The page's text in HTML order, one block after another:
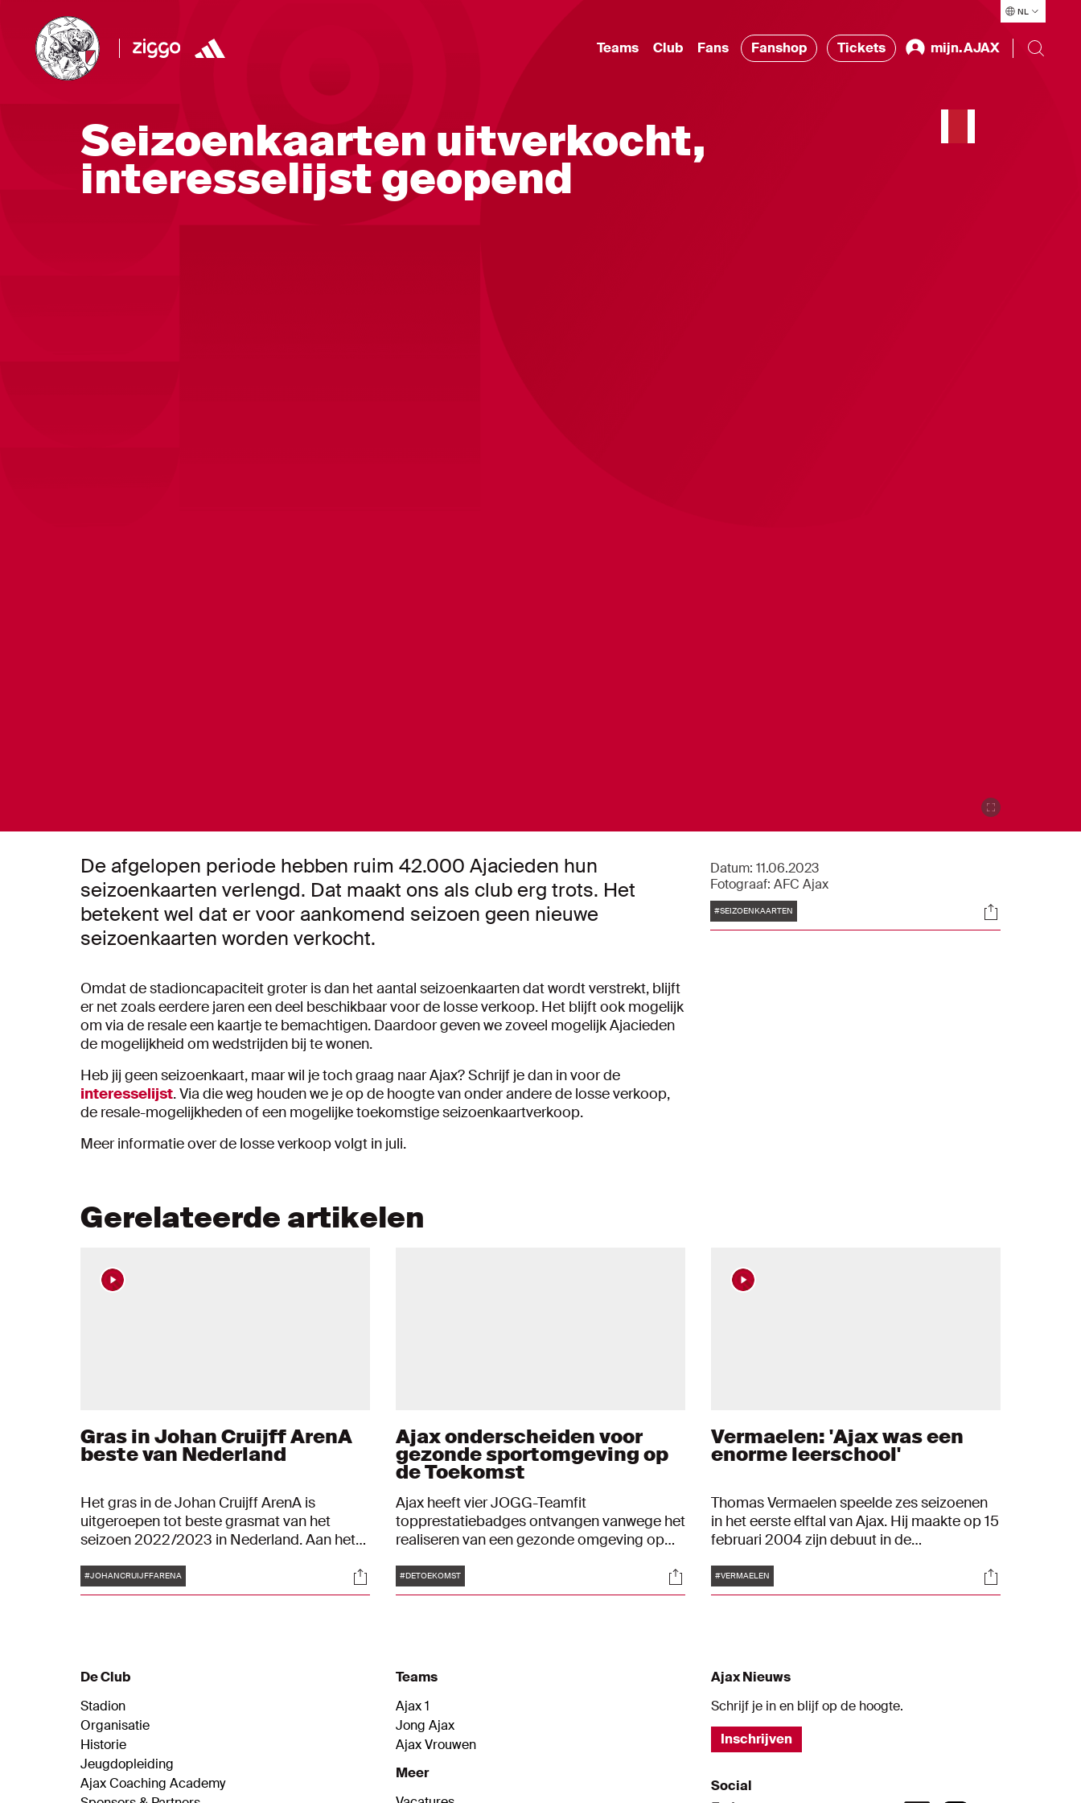
NL
Teams Club Fans Fanshop Tickets mijn.AJAX
Seizoenkaarten uitverkocht,
interesselijst geopend
De afgelopen periode hebben ruim 42.000 Ajacieden hun
seizoenkaarten verlengd. Dat maakt ons als club erg trots. Het
betekent wel dat er voor aankomend seizoen geen nieuwe
seizoenkaarten worden verkocht.
Datum: 11.06.2023
Fotograaf: AFC Ajax
Tags
#SEIZOENKAARTEN Socials
Omdat de stadioncapaciteit groter is dan het aantal seizoenkaarten dat wordt verstrekt, blijft
er net zoals eerdere jaren een deel beschikbaar voor de losse verkoop. Het blijft ook mogelijk
om via de resale een kaartje te bemachtigen. Daardoor geven we zoveel mogelijk Ajacieden
de mogelijkheid om wedstrijden bij te wonen.
Heb jij geen seizoenkaart, maar wil je toch graag naar Ajax? Schrijf je dan in voor de
interesselijst. Via die weg houden we je op de hoogte van onder andere de losse verkoop,
de resale-mogelijkheden of een mogelijke toekomstige seizoenkaartverkoop.
Meer informatie over de losse verkoop volgt in juli.
Gerelateerde artikelen
Gras in Johan Cruijff ArenA
beste van Nederland
Het gras in de Johan Cruijff ArenA is
uitgeroepen tot beste grasmat van het
seizoen 2022/2023 in Nederland. Aan het
grasteam op de voet bij het leggen van de
prijswinnende voetbalondergrond. Kijk hier
Tags
#JOHANCRUIJFFARENA Socials
Ajax onderscheiden voor
gezonde sportomgeving op
de Toekomst
Ajax heeft vier JOGG-Teamfit
topprestatiebadges ontvangen vanwege het
realiseren van een gezonde omgeving op
twee badges voor gezonde voeding, een
voor een rookvrij sportterrein en een voor
Tags
#DETOEKOMST Socials
Vermaelen: 'Ajax was een
enorme leerschool'
Thomas Vermaelen speelde zes seizoenen
in het eerste elftal van Ajax. Hij maakte op 15
februari 2004 zijn debuut in de
te hebben in Engeland, Italië, Spanje en
Japan besloot hij in 2022 te stoppen. Wij
Tags
#VERMAELEN Socials
De Club
Stadion
Organisatie
Historie
Jeugdopleiding
Ajax Coaching Academy
Teams
Ajax 1
Jong Ajax
Ajax Vrouwen
Meer
Ajax Nieuws
Schrijf je in en blijf op de hoogte.
Inschrijven
Social